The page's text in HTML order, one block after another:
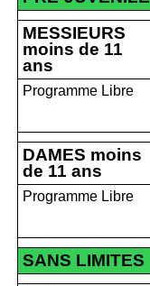
MESSIEURS
moins de 11
ans
Programme Libre
DAMES moins
de 11 ans
Programme Libre
SANS LIMITES